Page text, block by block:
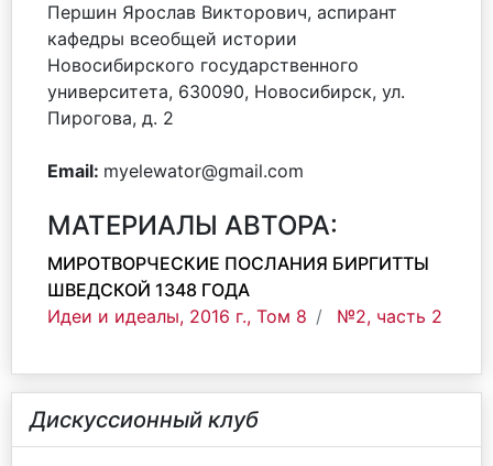
Першин Ярослав Викторович, аспирант
кафедры всеобщей истории
Новосибирского государственного
университета, 630090, Новосибирск, ул.
Пирогова, д. 2
Email: myelewator@gmail.com
МАТЕРИАЛЫ АВТОРА:
МИРОТВОРЧЕСКИЕ ПОСЛАНИЯ БИРГИТТЫ
ШВЕДСКОЙ 1348 ГОДА
Идеи и идеалы, 2016 г., Том 8
№2, часть 2
Дискуссионный клуб